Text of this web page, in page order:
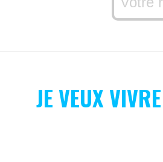
JE VEUX